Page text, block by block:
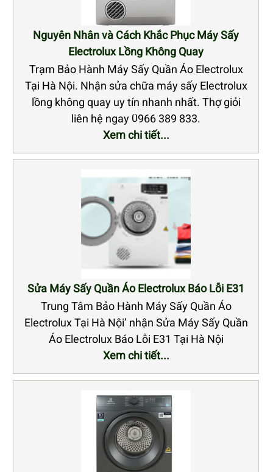
Nguyên Nhân và Cách Khắc Phục Máy Sấy
Electrolux Lồng Không Quay
Trạm Bảo Hành Máy Sấy Quần Áo Electrolux
Tại Hà Nội. Nhận sửa chữa máy sấy Electrolux
lồng không quay uy tín nhanh nhất. Thợ giỏi
liên hệ ngay 0966 389 833.
Xem chi tiết...
Sửa Máy Sấy Quần Áo Electrolux Báo Lỗi E31
Trung Tâm Bảo Hành Máy Sấy Quần Áo
Electrolux Tại Hà Nội’ nhận Sửa Máy Sấy Quần
Áo Electrolux Báo Lỗi E31 Tại Hà Nội
Xem chi tiết...